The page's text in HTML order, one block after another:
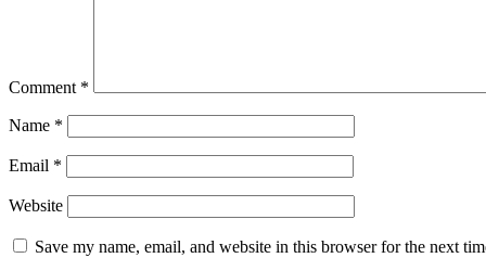
Comment *
Name *
Email *
Website
Save my name, email, and website in this browser for the next